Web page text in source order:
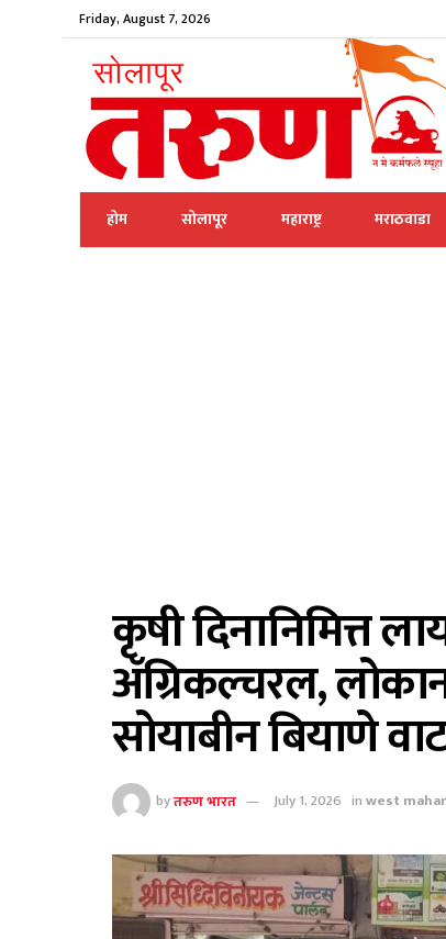
Friday, August 7, 2026
होम सोलापूर महाराष्ट्र मराठवाडा
कृषी दिनानिमित्त
ॲग्रिकल्चरल,
सोयाबीन बियाणे
byतरुण भारत July 1, 2026 inwest